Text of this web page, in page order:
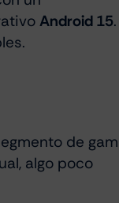
Android 15.
de
algo poco